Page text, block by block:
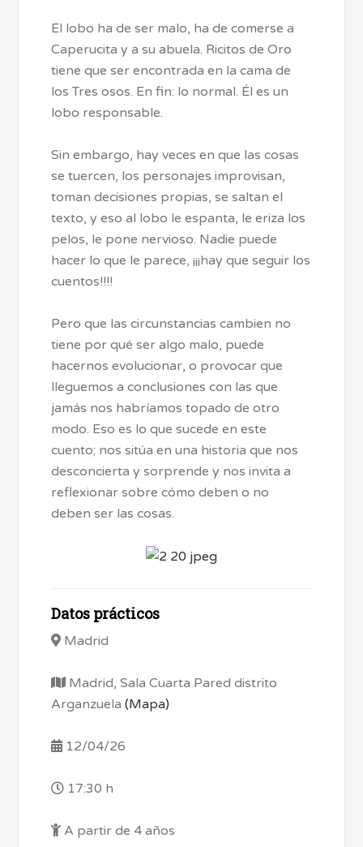
El lobo ha de ser malo, ha de comerse a
Caperucita y a su abuela. Ricitos de Oro
tiene que ser encontrada en la cama de
los Tres osos. En fin: lo normal. Él es un
lobo responsable.
Sin embargo, hay veces en que las cosas
se tuercen, los personajes improvisan,
toman decisiones propias, se saltan el
texto, y eso al lobo le espanta, le eriza los
pelos, le pone nervioso. Nadie puede
hacer lo que le parece, ¡¡¡hay que seguir los
cuentos!!!!
Pero que las circunstancias cambien no
tiene por qué ser algo malo, puede
hacernos evolucionar, o provocar que
lleguemos a conclusiones con las que
jamás nos habríamos topado de otro
modo. Eso es lo que sucede en este
cuento; nos sitúa en una historia que nos
desconcierta y sorprende y nos invita a
reflexionar sobre cómo deben o no
deben ser las cosas.
Datos prácticos
Madrid
Madrid, Sala Cuarta Pared distrito
Arganzuela(Mapa)
12/04/26
17:30 h
A partir de 4 años